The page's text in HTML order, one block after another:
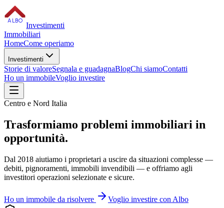
ALBO
Investimenti
Immobiliari
HomeCome operiamo
Investimenti
Storie di valoreSegnala e guadagnaBlogChi siamoContatti
Ho un immobileVoglio investire
Centro e Nord Italia
Trasformiamo problemi immobiliari in
opportunità.
Dal 2018 aiutiamo i proprietari a uscire da situazioni complesse —
debiti, pignoramenti, immobili invendibili — e offriamo agli
investitori operazioni selezionate e sicure.
Ho un immobile da risolvere
Voglio investire con Albo